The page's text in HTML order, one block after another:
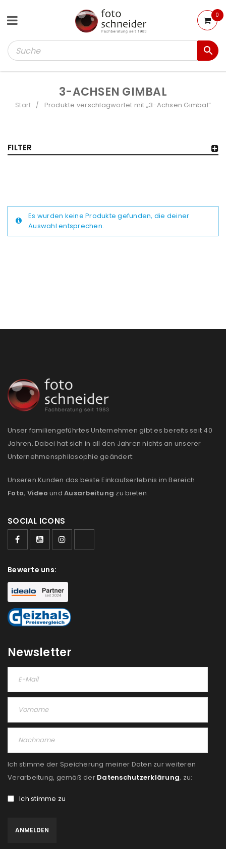
Benutzername oder E-Mail-Adresse*
Passwort
Anmeldeformular geschützt durch WP Captcha
Angemeldet bleiben
ANMELDEN
0
3-ACHSEN GIMBAL
Start / Produkte verschlagwortet mit „3-Achsen Gimbal“
FILTER
Es wurden keine Produkte gefunden, die deiner
Auswahl entsprechen.
Unser familiengeführtes Unternehmen gibt es bereits seit 40
Jahren. Dabei hat sich in all den Jahren nichts an unserer
Unternehmensphilosophie geändert:
Unseren Kunden das beste Einkaufserlebnis im Bereich
Foto, Video und Ausarbeitung zu bieten.
SOCIAL ICONS
Bewerte uns:
Newsletter
Ich stimme der Speicherung meiner Daten zur weiteren
Verarbeitung, gemäß der Datenschutzerklärung, zu:
Ich stimme zu